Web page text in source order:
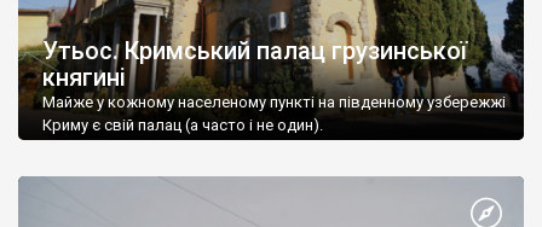
Утьос. Кримський палац грузинської
княгині
Майже у кожному населеному пункті на південному узбережжі
Криму є свій палац (а часто і не один).